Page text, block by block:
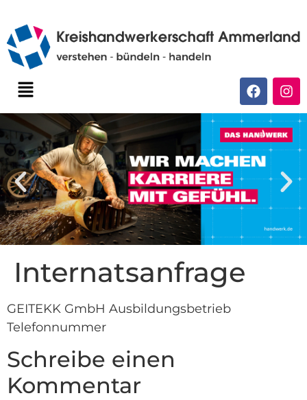
Internatsanfrage
GEITEKK GmbH Ausbildungsbetrieb
Telefonnummer
Schreibe einen
Kommentar